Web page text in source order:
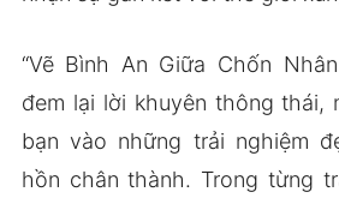
“Vẽ Bình An Giữa Chốn
đem lại lời khuyên thông thái,
bạn vào những trải nghiệm
hồn chân thành. Trong từng